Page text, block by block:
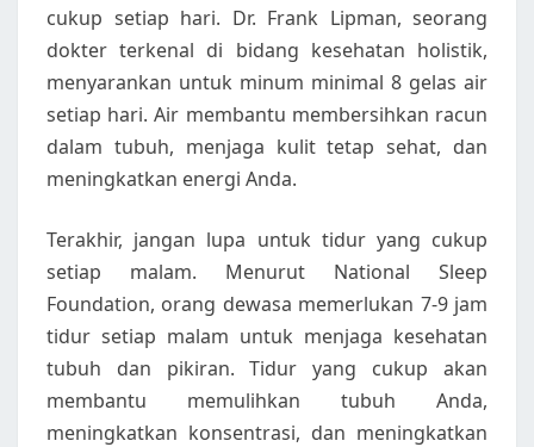
cukup setiap hari. Dr. Frank Lipman, seorang
dokter terkenal di bidang kesehatan holistik,
menyarankan untuk minum minimal 8 gelas air
setiap hari. Air membantu membersihkan racun
dalam tubuh, menjaga kulit tetap sehat, dan
meningkatkan energi Anda.
Terakhir, jangan lupa untuk tidur yang cukup
setiap malam. Menurut National Sleep
Foundation, orang dewasa memerlukan 7-9 jam
tidur setiap malam untuk menjaga kesehatan
tubuh dan pikiran. Tidur yang cukup akan
membantu memulihkan tubuh Anda,
meningkatkan konsentrasi, dan meningkatkan